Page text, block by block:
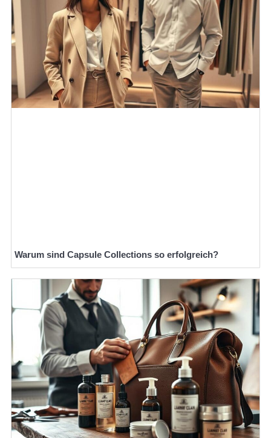
Warum sind Capsule Collections so erfolgreich?